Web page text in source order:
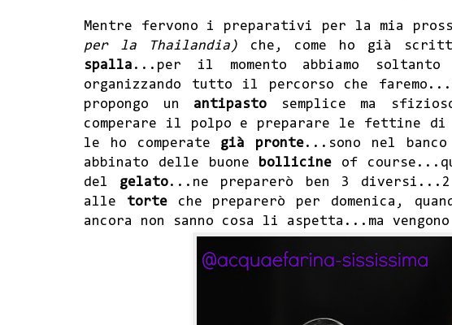
Mentre fervono i preparativi per la mia
per la Thailandia) che, come ho già
spalla ...per il momento abbiamo
organizzando tutto il percorso che faremo...
propongo un antipasto semplice ma
comperare il polpo e preparare le fettine
le ho comperate già pronte...sono nel
abbinato delle buone bollicine of
del gelato...ne preparerò ben 3 diversi...2
alle torteche preparerò per domenica,
ancora non sanno cosa li aspetta...ma vengono